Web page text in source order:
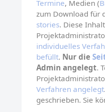
Termine, Medien (
zum Download für
stories. Diese
individuelles
befüllt. Nur die
Admin angelegt.
Verfahren angelegt
geschrieben. Sie